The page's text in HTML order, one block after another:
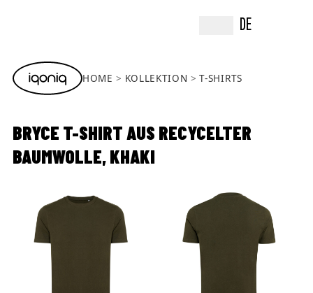
DE
HOME KOLLEKTION T-SHIRTS
BRYCE T-SHIRT AUS RECYCELTER
BAUMWOLLE, KHAKI